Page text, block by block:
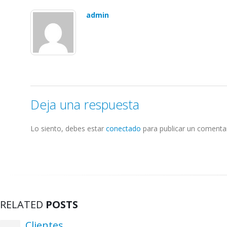
admin
Deja una respuesta
Lo siento, debes estar conectado para publicar un
RELATED POSTS